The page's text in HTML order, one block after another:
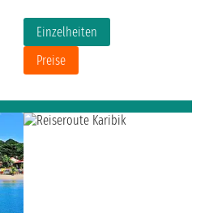
Einzelheiten
Preise